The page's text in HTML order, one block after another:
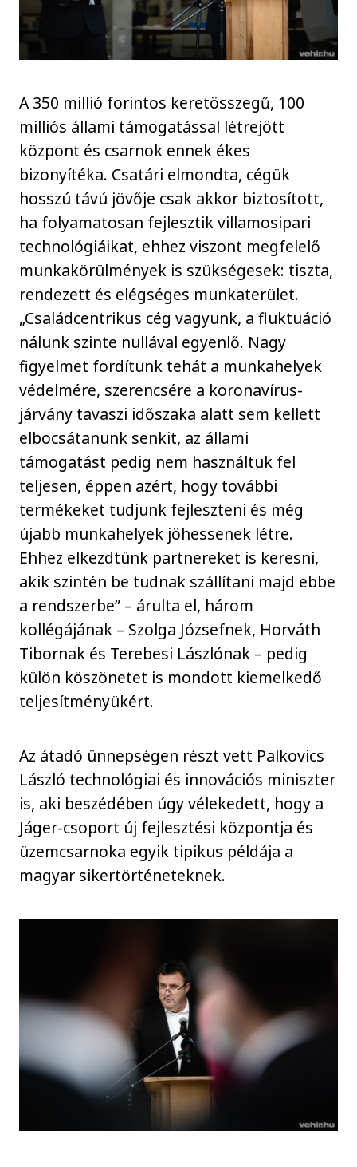
A 350 millió forintos keretösszegű, 100
milliós állami támogatással létrejött
központ és csarnok ennek ékes
bizonyítéka. Csatári elmondta, cégük
hosszú távú jövője csak akkor biztosított,
ha folyamatosan fejlesztik villamosipari
technológiáikat, ehhez viszont megfelelő
munkakörülmények is szükségesek: tiszta,
rendezett és elégséges munkaterület.
„Családcentrikus cég vagyunk, a fluktuáció
nálunk szinte nullával egyenlő. Nagy
figyelmet fordítunk tehát a munkahelyek
védelmére, szerencsére a koronavírus-
járvány tavaszi időszaka alatt sem kellett
elbocsátanunk senkit, az állami
támogatást pedig nem használtuk fel
teljesen, éppen azért, hogy további
termékeket tudjunk fejleszteni és még
újabb munkahelyek jöhessenek létre.
Ehhez elkezdtünk partnereket is keresni,
akik szintén be tudnak szállítani majd ebbe
a rendszerbe” – árulta el, három
kollégájának – Szolga Józsefnek, Horváth
Tibornak és Terebesi Lászlónak – pedig
külön köszönetet is mondott kiemelkedő
teljesítményükért.
Az átadó ünnepségen részt vett Palkovics
László technológiai és innovációs miniszter
is, aki beszédében úgy vélekedett, hogy a
Jáger-csoport új fejlesztési központja és
üzemcsarnoka egyik tipikus példája a
magyar sikertörténeteknek.